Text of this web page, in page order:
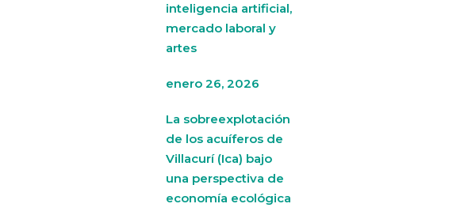
inteligencia artificial,
mercado laboral y
artes
enero 26, 2026
La sobreexplotación
de los acuíferos de
Villacurí (Ica) bajo
una perspectiva de
economía ecológica